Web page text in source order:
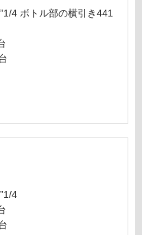
4 ボトル部の横引き441
4